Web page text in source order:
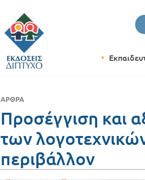
ΆΡΘΡΑ
Προσέγγιση και
των
περιβάλλον